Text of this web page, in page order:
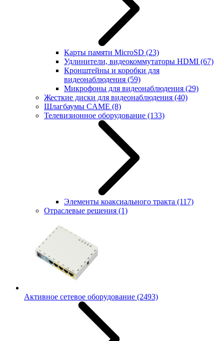
Карты памяти MicroSD (23)
Удлинители, видеокоммутаторы HDMI (67)
Кронштейны и коробки для
видеонаблюдения (59)
Микрофоны для видеонаблюдения (29)
Жесткие диски для видеонаблюдения (40)
Шлагбаумы CAME (8)
Телевизионное оборудование (133)
Элементы коаксиального тракта (117)
Отраслевые решения (1)
Активное сетевое оборудование (2493)